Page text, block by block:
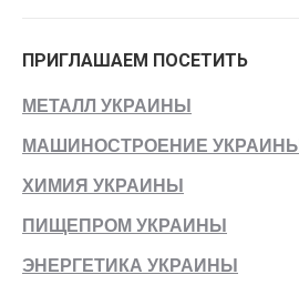
ПРИГЛАШАЕМ ПОСЕТИТЬ
МЕТАЛЛ УКРАИНЫ
МАШИНОСТРОЕНИЕ УКРАИНЫ
ХИМИЯ УКРАИНЫ
ПИЩЕПРОМ УКРАИНЫ
ЭНЕРГЕТИКА УКРАИНЫ